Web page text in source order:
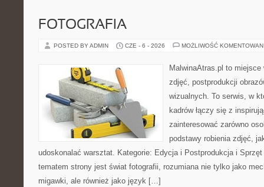
FOTOGRAFIA
POSTED BY ADMIN CZE - 6 - 2026 MOŻLIWOŚĆ
MalwinaAtras.pl to
zdjęć, postprodukcji
wizualnych. To serwis, w
kadrów łączy się z
zainteresować zarówno
podstawy robienia zdjęć,
udoskonalać warsztat. Kategorie: Edycja i Postprodukcja i Sprzęt
tematem strony jest świat fotografii, rozumiana nie tylko jako
migawki, ale również jako język […]